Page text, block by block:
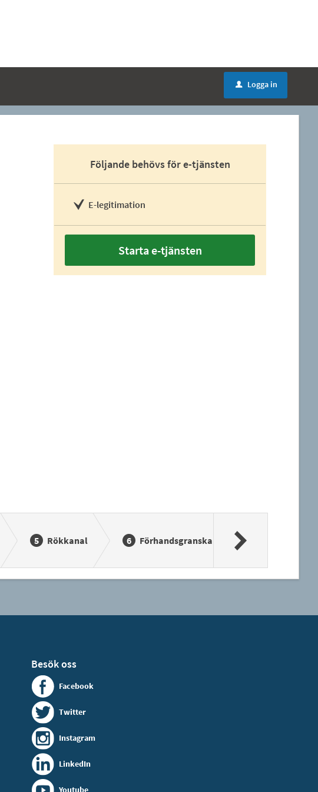
u Logga in
Följande behövs för e-tjänsten
E-legitimation
Starta e-tjänsten
Rökkanal Förhandsgranska
Besök oss
Facebook
Twitter
Instagram
LinkedIn
Youtube